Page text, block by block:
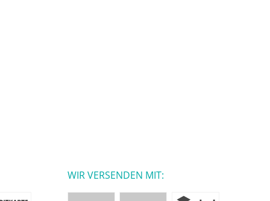
WIR VERSENDEN MIT: